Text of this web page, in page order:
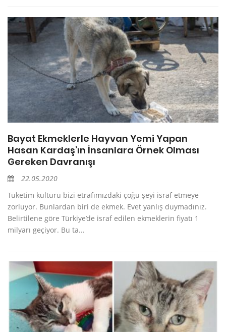
Bayat Ekmeklerle Hayvan Yemi Yapan
Hasan Kardaş’ın İnsanlara Örnek Olması
Gereken Davranışı
22.05.2020
Tüketim kültürü bizi etrafımızdaki çoğu şeyi israf etmeye
zorluyor. Bunlardan biri de ekmek. Evet yanlış duymadınız.
Belirtilene göre Türkiye’de israf edilen ekmeklerin fiyatı 1
milyarı geçiyor. Bu ta...